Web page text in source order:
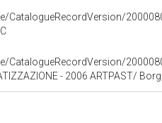
CatalogueRecordVersion/
- 2006 ARTPAST/